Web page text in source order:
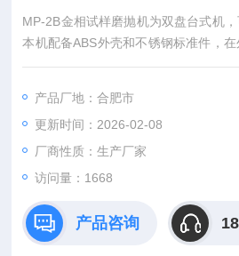
MP-2B金相试样磨抛机为双盘台式机，
本机配备ABS外壳和不锈钢标准件，在
提高了防腐、防锈性能且易清洁。
产品厂地：合肥市
更新时间：2026-02-08
厂商性质：生产厂家
访问量：1668
产品咨询